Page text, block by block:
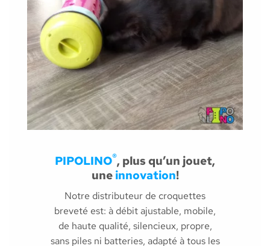
PIPOLINO®, plus qu’un jouet,
uneinnovation!
Notre distributeur de croquettes
breveté est: à débit ajustable, mobile,
de haute qualité, silencieux, propre,
sans piles ni batteries, adapté à tous les